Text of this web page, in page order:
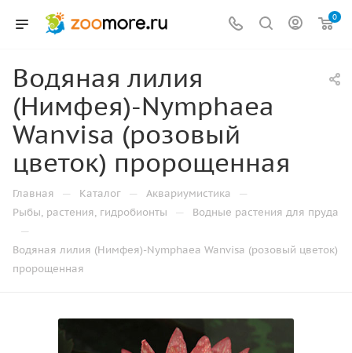
0
Водяная лилия
(Нимфея)-Nymphaea
Wanvisa (розовый
цветок) пророщенная
Главная — Каталог — Аквариумистика —
Рыбы, растения, гидробионты — Водные растения для пруда
—
Водяная лилия (Нимфея)-Nymphaea Wanvisa (розовый цветок)
пророщенная